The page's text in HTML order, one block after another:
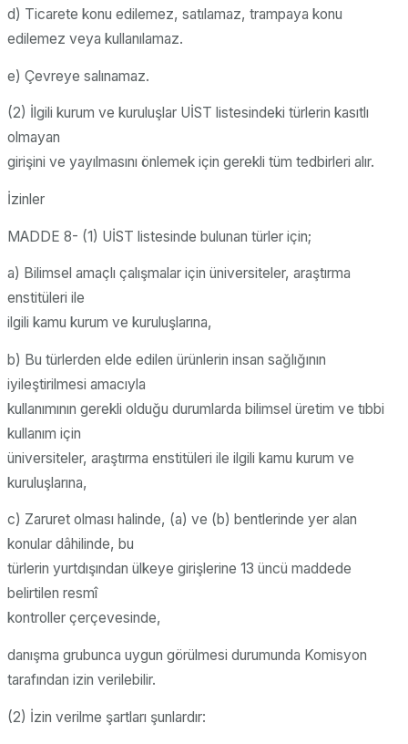
d) Ticarete konu edilemez, satılamaz, trampaya konu
edilemez veya kullanılamaz.
e) Çevreye salınamaz.
(2) İlgili kurum ve kuruluşlar UİST listesindeki türlerin kasıtlı
olmayan
girişini ve yayılmasını önlemek için gerekli tüm tedbirleri alır.
İzinler
MADDE 8- (1) UİST listesinde bulunan türler için;
a) Bilimsel amaçlı çalışmalar için üniversiteler, araştırma
enstitüleri ile
ilgili kamu kurum ve kuruluşlarına,
b) Bu türlerden elde edilen ürünlerin insan sağlığının
iyileştirilmesi amacıyla
kullanımının gerekli olduğu durumlarda bilimsel üretim ve tıbbi
kullanım için
üniversiteler, araştırma enstitüleri ile ilgili kamu kurum ve
kuruluşlarına,
c) Zaruret olması halinde, (a) ve (b) bentlerinde yer alan
konular dâhilinde, bu
türlerin yurtdışından ülkeye girişlerine 13 üncü maddede
belirtilen resmî
kontroller çerçevesinde,
danışma grubunca uygun görülmesi durumunda Komisyon
tarafından izin verilebilir.
(2) İzin verilme şartları şunlardır: